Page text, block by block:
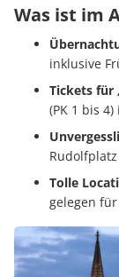
Was ist im
inklusive
Tickets für
(PK 1 bis
Rudolfplatz
Tolle
gelegen